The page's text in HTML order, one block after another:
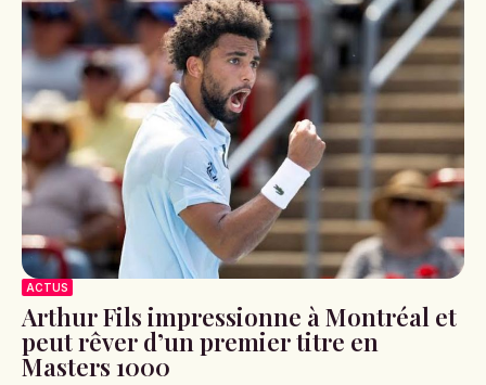
ACTUS
Arthur Fils impressionne à Montréal et
peut rêver d’un premier titre en
Masters 1000